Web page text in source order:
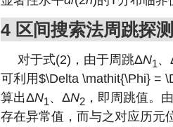
4 区间搜索法周跳探
对于式(2)，由于周跳ΔN1
可利用$\Delta \mathit{\Phi} =
算出ΔN1、ΔN2 ，即周跳值。
存在异常值，而与之对应历元